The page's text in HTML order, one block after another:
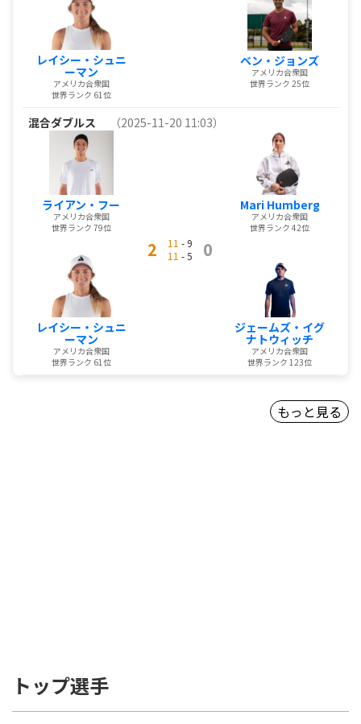
レイシー・シュニ
ーマン
アメリカ合衆国
世界ランク 61位
ベン・ジョンズ
アメリカ合衆国
世界ランク 25位
混合ダブルス （2025-11-20 11:03）
ライアン・フー
アメリカ合衆国
世界ランク 79位
レイシー・シュニ
ーマン
アメリカ合衆国
世界ランク 61位
2 11 - 9
11 - 5 0
Mari Humberg
アメリカ合衆国
世界ランク 42位
ジェームズ・イグ
ナトウィッチ
アメリカ合衆国
世界ランク 123位
もっと見る
トップ選手